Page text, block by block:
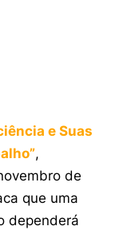
e Suas
,
de
que uma
dependerá